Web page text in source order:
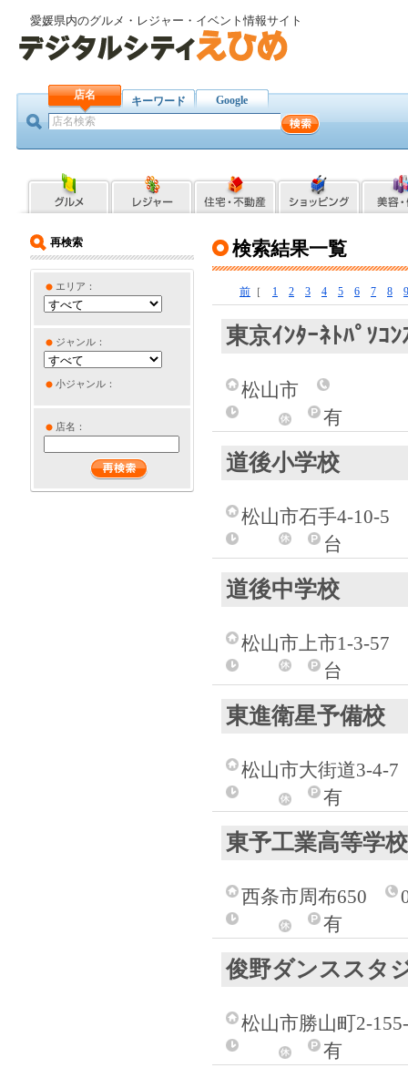
愛媛県内のグルメ・レジャー・イベント情報サイト
店名 キーワード Google
再検索
エリア：
ジャンル：
小ジャンル：
店名：
検索結果一覧
前 ［ 1 2 3 4 5 6 7 8 9
東京ｲﾝﾀｰﾈﾄﾊﾟｿｺ
松山市
有
道後小学校
松山市石手4-10-5
台
道後中学校
松山市上市1-3-57
台
東進衛星予備校
松山市大街道3-4-7
有
東予工業高等学校
西条市周布650
有
俊野ダンススタ
松山市勝山町2-
有